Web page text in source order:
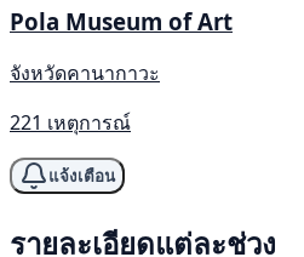
Pola Museum of Art
จังหวัดคานากาวะ
221 เหตุการณ์
แจ้งเตือน
รายละเอียดแต่ละช่วง